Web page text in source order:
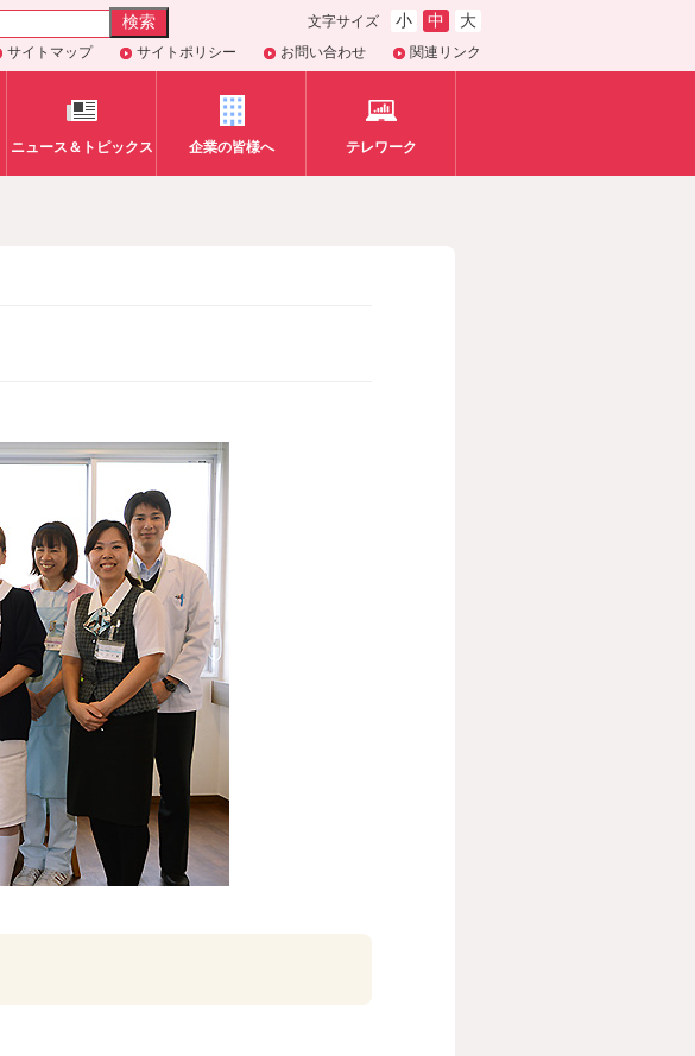
文字サイズ 小 中 大
サイトマップ サイトポリシー お問い合わせ 関連リンク
ニュース＆トピックス 企業の皆様へ テレワーク